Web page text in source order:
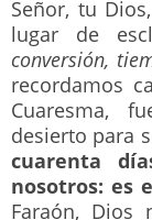
Señor, tu
lugar de
conversión,
recordamos
Cuaresma,
desierto para
cuarenta
nosotros: es
Faraón, Dios